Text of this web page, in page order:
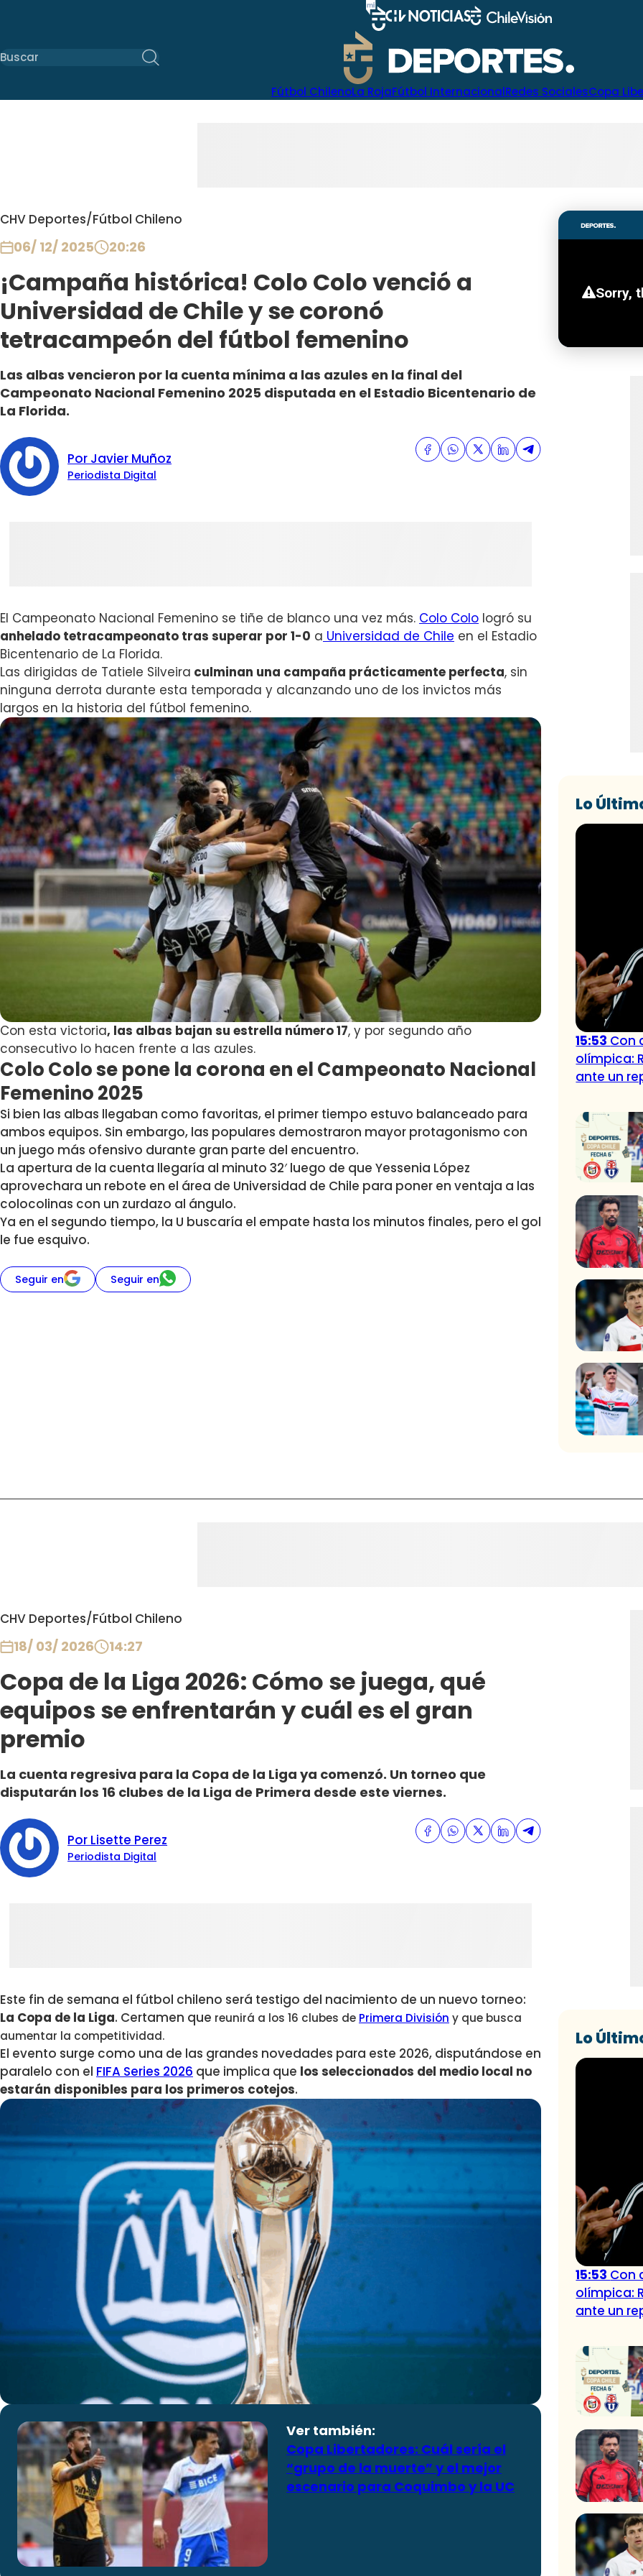
Fútbol ChilenoLa RojaFútbol InternacionalRedes SocialesCopa
CHV Deportes/Fútbol Chileno
06/ 12/ 2025 20:26
¡Campaña histórica! Colo Colo venció a
Universidad de Chile y se coronó
tetracampeón del fútbol femenino
Las albas vencieron por la cuenta mínima a las azules en la final del
Campeonato Nacional Femenino 2025 disputada en el Estadio Bicentenario de
La Florida.
Por Javier Muñoz
Periodista Digital
El Campeonato Nacional Femenino se tiñe de blanco una vez más. Colo Colo logró su
anhelado tetracampeonato tras superar por 1-0 a Universidad de Chile en el Estadio
Bicentenario de La Florida.
Las dirigidas de Tatiele Silveira culminan una campaña prácticamente perfecta, sin
ninguna derrota durante esta temporada y alcanzando uno de los invictos más
largos en la historia del fútbol femenino.
Con esta victoria, las albas bajan su estrella número 17, y por segundo año
consecutivo lo hacen frente a las azules.
Colo Colo se pone la corona en el Campeonato Nacional
Femenino 2025
Si bien las albas llegaban como favoritas, el primer tiempo estuvo balanceado para
ambos equipos. Sin embargo, las populares demostraron mayor protagonismo con
un juego más ofensivo durante gran parte del encuentro.
La apertura de la cuenta llegaría al minuto 32′ luego de que Yessenia López
aprovechara un rebote en el área de Universidad de Chile para poner en ventaja a las
colocolinas con un zurdazo al ángulo.
Ya en el segundo tiempo, la U buscaría el empate hasta los minutos finales, pero el gol
le fue esquivo.
Seguir en Seguir en
Lo
15:53 Con
olímpica:
ante un
CHV Deportes/Fútbol Chileno
18/ 03/ 2026 14:27
Copa de la Liga 2026: Cómo se juega, qué
equipos se enfrentarán y cuál es el gran
premio
La cuenta regresiva para la Copa de la Liga ya comenzó. Un torneo que
disputarán los 16 clubes de la Liga de Primera desde este viernes.
Por Lisette Perez
Periodista Digital
Este fin de semana el fútbol chileno será testigo del nacimiento de un nuevo torneo:
La Copa de la Liga. Certamen que reunirá a los 16 clubes de Primera División y que busca
aumentar la competitividad.
El evento surge como una de las grandes novedades para este 2026, disputándose en
paralelo con el FIFA Series 2026 que implica que los seleccionados del medio local no
estarán disponibles para los primeros cotejos.
Ver también:
Copa Libertadores: Cuál sería el
“grupo de la muerte” y el mejor
escenario para Coquimbo y la UC
Lo
15:53 Con
olímpica:
ante un